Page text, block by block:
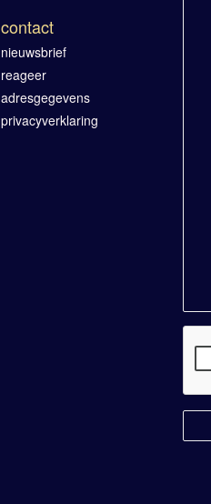
contact
nieuwsbrief
reageer
adresgegevens
privacyverklaring